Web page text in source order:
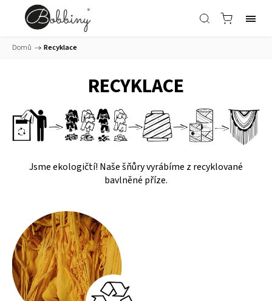
Domů / Recyklace
RECYKLACE
Jsme ekologičtí! Naše šňůry vyrábíme z recyklované
bavlněné příze.